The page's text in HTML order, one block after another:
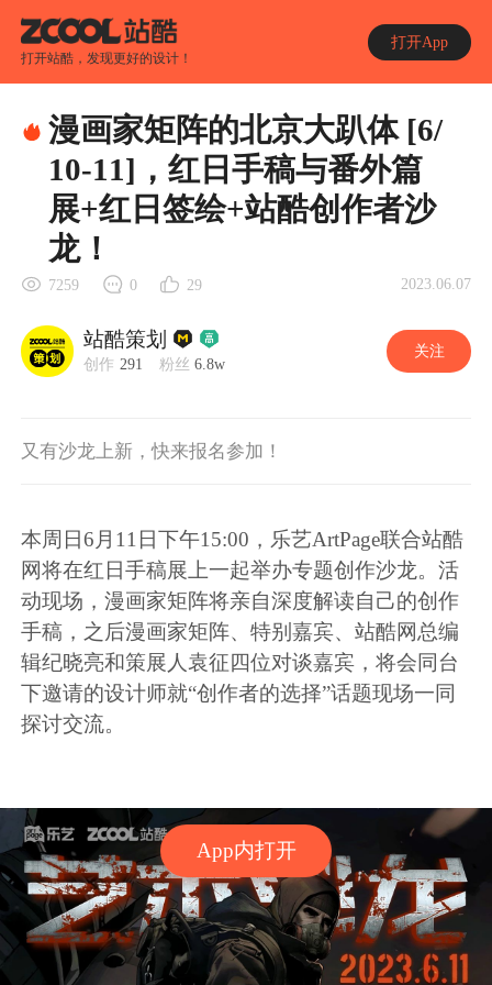
打开站酷，发现更好的设计！
打开App
App内打开
漫画家矩阵的北京大趴体 [6/
10-11]，红日手稿与番外篇
展+红日签绘+站酷创作者沙
龙！
7259 0 29 2023.06.07
站酷策划
创作 291 粉丝 6.8w
关注
又有沙龙上新，快来报名参加！
本周日6月11日下午15:00，乐艺ArtPage联合站酷
网将在红日手稿展上一起举办专题创作沙龙。活
动现场，漫画家矩阵将亲自深度解读自己的创作
手稿，之后漫画家矩阵、特别嘉宾、站酷网总编
辑纪晓亮和策展人袁征四位对谈嘉宾，将会同台
下邀请的设计师就“创作者的选择”话题现场一同
探讨交流。